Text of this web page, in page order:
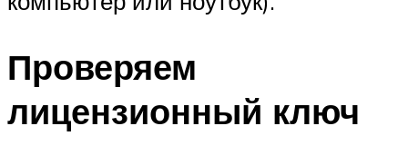
Проверяем
лицензионный ключ